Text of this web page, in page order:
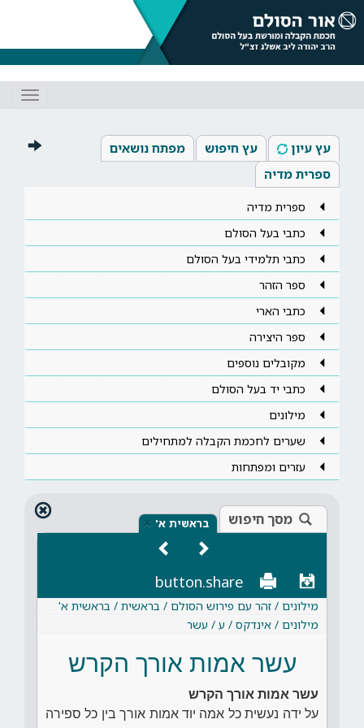
עץ עיון עץ חיפוש
מפתח נושאים
ספרית מדיה
ספרית מדיה
כתבי בעל הסולם
כתבי תלמידי בעל הסולם
ספר הזהר
כתבי הארי
ספר היצירה
מקובלים נוספים
כתבי יד בעל הסולם
מילונים
שערים לחכמת הקבלה למתחילים
עזרים ומפתחות
מסך חיפוש בראשית א' ×
button.share
מילונים / זהר עם פירוש הסולם / בראשית / בראשית א'
מילונים / אינדקס / ע / עשר
עשר אמות אורך הקרש
עשר אמות אורך הקרש
על ידה נעשית כל אמה יוד אמות אורך בין כל ספירה